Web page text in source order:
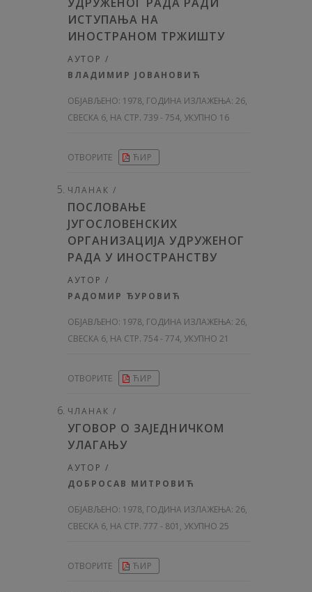
ИСТУПАЊА НА
ИНОСТРАНОМ ТРЖИШТУ
АУТОР /
ВЛАДИМИР ЈОВАНОВИЋ
ОБЈАВЉЕНО: 1978, ГОДИНА ИЗЛАЖЕЊА: 26,
СВЕСКА 6, НА СТР. 739 - 754, УКУПНО 16
ОТВОРИТЕ ЋИР
ЧЛАНАК /
ПОСЛОВАЊЕ
ЈУГОСЛОВЕНСКИХ
ОРГАНИЗАЦИЈА УДРУЖЕНОГ
РАДА У ИНОСТРАНСТВУ
АУТОР /
РАДОМИР ЂУРОВИЋ
ОБЈАВЉЕНО: 1978, ГОДИНА ИЗЛАЖЕЊА: 26,
СВЕСКА 6, НА СТР. 754 - 774, УКУПНО 21
ОТВОРИТЕ ЋИР
ЧЛАНАК /
УГОВОР О ЗАЈЕДНИЧКОМ
УЛАГАЊУ
АУТОР /
ДОБРОСАВ МИТРОВИЋ
ОБЈАВЉЕНО: 1978, ГОДИНА ИЗЛАЖЕЊА: 26,
СВЕСКА 6, НА СТР. 777 - 801, УКУПНО 25
ОТВОРИТЕ ЋИР